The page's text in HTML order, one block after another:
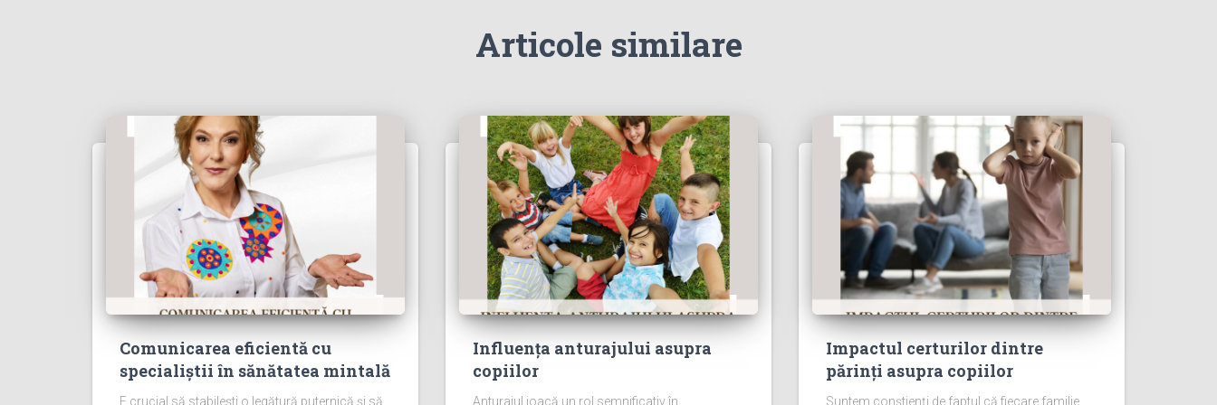
Articole similare
Comunicarea eficientă cu
specialiștii în sănătatea mintală
E crucial să stabilești o legătură puternică și să
Influența anturajului asupra
copiilor
Anturajul joacă un rol semnificativ în
Impactul certurilor dintre
părinți asupra copiilor
Suntem conștienți de faptul că fiecare familie